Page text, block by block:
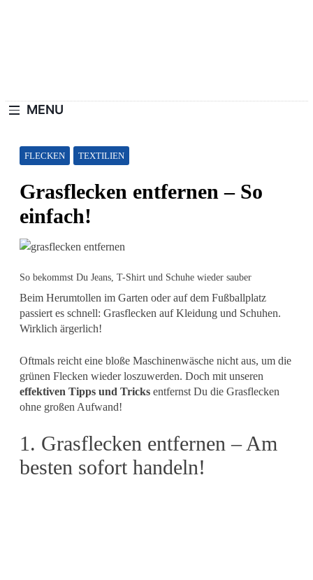
MENU
FLECKEN TEXTILIEN
Grasflecken entfernen – So
einfach!
So bekommst Du Jeans, T-Shirt und Schuhe wieder sauber
Beim Herumtollen im Garten oder auf dem Fußballplatz
passiert es schnell: Grasflecken auf Kleidung und Schuhen.
Wirklich ärgerlich!
Oftmals reicht eine bloße Maschinenwäsche nicht aus, um die
grünen Flecken wieder loszuwerden. Doch mit unseren
effektiven Tipps und Tricksentfernst Du die Grasflecken
ohne großen Aufwand!
1. Grasflecken entfernen – Am
besten sofort handeln!